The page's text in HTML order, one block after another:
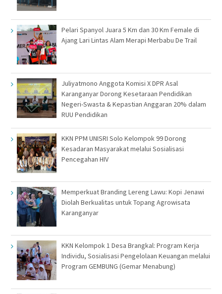
Pelari Spanyol Juara 5 Km dan 30 Km Female di
Ajang Lari Lintas Alam Merapi Merbabu De Trail
Juliyatmono Anggota Komisi X DPR Asal
Karanganyar Dorong Kesetaraan Pendidikan
Negeri-Swasta & Kepastian Anggaran 20% dalam
RUU Pendidikan
KKN PPM UNISRI Solo Kelompok 99 Dorong
Kesadaran Masyarakat melalui Sosialisasi
Pencegahan HIV
Memperkuat Branding Lereng Lawu: Kopi Jenawi
Diolah Berkualitas untuk Topang Agrowisata
Karanganyar
KKN Kelompok 1 Desa Brangkal: Program Kerja
Individu, Sosialisasi Pengelolaan Keuangan melalui
Program GEMBUNG (Gemar Menabung)